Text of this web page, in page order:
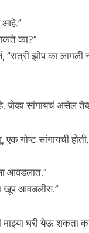
आहे.”
का?”
“रात्री झोप का लागली
जेव्हा सांगायचं असेल
एक गोष्ट सांगायची
आवडलात.”
खूप आवडलीस.”
माझ्या घरी येऊ शकता